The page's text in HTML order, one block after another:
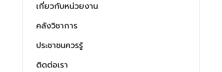
เกี่ยวกับหน่วยงาน
คลังวิชาการ
ประชาชนควรรู้
ติดต่อเรา